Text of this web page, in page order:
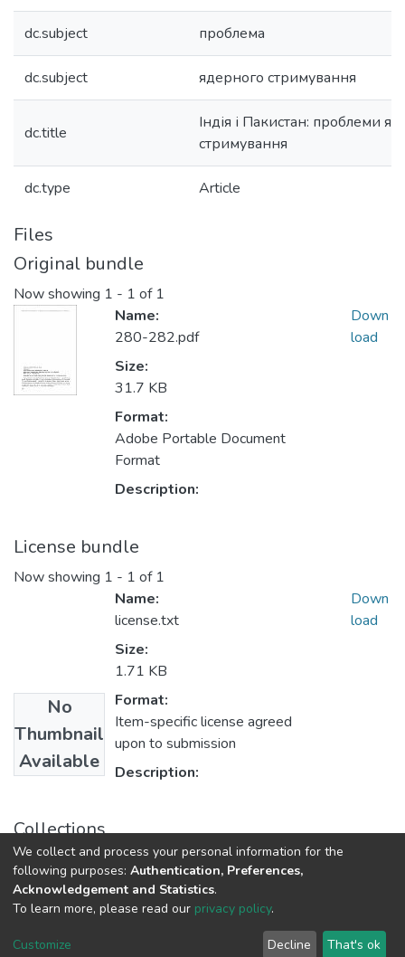
dc.subject проблема
dc.subject ядерного стримування
dc.title
Індія і Пакистан: проблеми
стримування
dc.type Article
Files
Original bundle
Now showing 1 - 1 of 1
Name:
280-282.pdf
Size:
31.7 KB
Format:
Adobe Portable Document
Format
Description:
Down
load
License bundle
Now showing 1 - 1 of 1
No
Thumbnail
Available
Name:
license.txt
Size:
1.71 KB
Format:
Item-specific license agreed
upon to submission
Description:
Down
load
Collections
Міжнародні та політичні дослідження
DSpace software copyright © 2009-2026
Cookie
End User
Send
We collect and process your personal information for the
following purposes: Authentication, Preferences,
Acknowledgement and Statistics.
To learn more, please read our privacy policy.
Customize Decline That's ok